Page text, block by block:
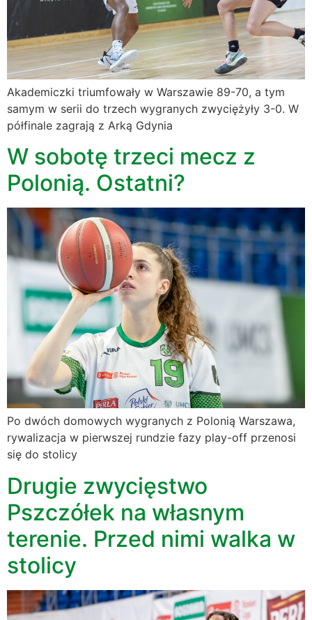
Akademiczki triumfowały w Warszawie 89-70, a tym
samym w serii do trzech wygranych zwyciężyły 3-0. W
półfinale zagrają z Arką Gdynia
W sobotę trzeci mecz z
Polonią. Ostatni?
Po dwóch domowych wygranych z Polonią Warszawa,
rywalizacja w pierwszej rundzie fazy play-off przenosi
się do stolicy
Drugie zwycięstwo
Pszczółek na własnym
terenie. Przed nimi walka w
stolicy